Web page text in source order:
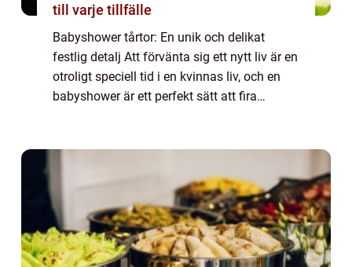
till varje tillfälle
Babyshower tårtor: En unik och delikat
festlig detalj Att förvänta sig ett nytt liv är en
otroligt speciell tid i en kvinnas liv, och en
babyshower är ett perfekt sätt att fira